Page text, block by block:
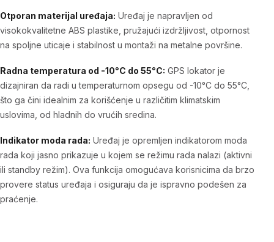
Otporan materijal uređaja: Uređaj je napravljen od
visokokvalitetne ABS plastike, pružajući izdržljivost, otpornost
na spoljne uticaje i stabilnost u montaži na metalne površine.
Radna temperatura od -10°C do 55°C: GPS lokator je
dizajniran da radi u temperaturnom opsegu od -10°C do 55°C,
što ga čini idealnim za korišćenje u različitim klimatskim
uslovima, od hladnih do vrućih sredina.
Indikator moda rada: Uređaj je opremljen indikatorom moda
rada koji jasno prikazuje u kojem se režimu rada nalazi (aktivni
ili standby režim). Ova funkcija omogućava korisnicima da brzo
provere status uređaja i osiguraju da je ispravno podešen za
praćenje.